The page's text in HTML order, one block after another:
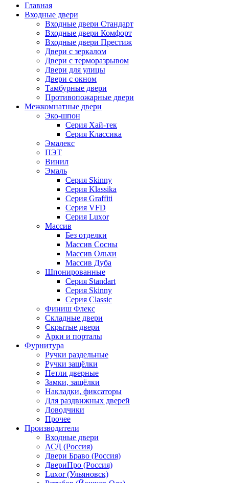
Главная
Входные двери
Входные двери Стандарт
Входные двери Комфорт
Входные двери Престиж
Двери с зеркалом
Двери с терморазрывом
Двери для улицы
Двери с окном
Тамбурные двери
Противопожарные двери
Межкомнатные двери
Эко-шпон
Серия Хай-тек
Серия Классика
Эмалекс
ПЭТ
Винил
Эмаль
Серия Skinny
Серия Klassika
Серия Graffiti
Серия VFD
Серия Luxor
Массив
Без отделки
Массив Сосны
Массив Ольхи
Массив Дуба
Шпонированные
Серия Standart
Серия Skinny
Серия Classic
Финиш Флекс
Складные двери
Скрытые двери
Арки и порталы
Фурнитура
Ручки раздельные
Ручки защёлки
Петли дверные
Замки, защёлки
Накладки, фиксаторы
Для раздвижных дверей
Доводчики
Прочее
Производители
Входные двери
АСД (Россия)
Двери Браво (Россия)
ДвериПро (Россия)
Luxor (Ульяновск)